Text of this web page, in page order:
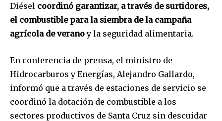
Diésel coordinó garantizar, a través de surtidores,
el combustible para la siembra de la campaña
agrícola de veranoy la seguridad alimentaria.
En conferencia de prensa, el ministro de
Hidrocarburos y Energías, Alejandro Gallardo,
informó que a través de estaciones de servicio se
coordinó la dotación de combustible a los
sectores productivos de Santa Cruz sin descuidar